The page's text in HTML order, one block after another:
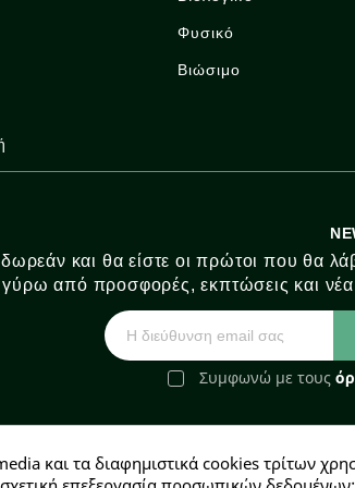
Φυσικό
Βιώσιμο
και θα είστε οι πρώτοι που θα
από προσφορές, εκπτώσεις και νέα
Συμφωνώ με τους
e-Shop by Synergic
και τα διαφημιστικά cookies τρίτων